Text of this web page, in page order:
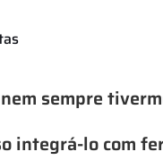
sempre
integrá-lo com